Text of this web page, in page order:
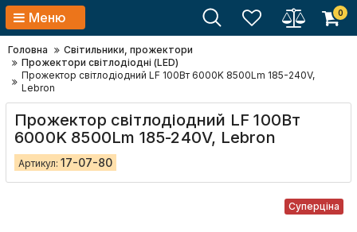
Меню 0
Головна
Світильники, прожектори
Прожектори світлодіодні (LED)
Прожектор світлодіодний LF 100Вт 6000K 8500Lm 185-240V,
Lebron
Прожектор світлодіодний LF 100Вт
6000K 8500Lm 185-240V, Lebron
Артикул: 17-07-80
Суперціна